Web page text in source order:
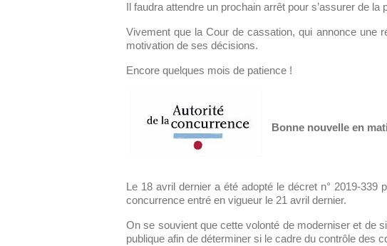
Il faudra attendre un prochain arrêt pour s’assurer de la
Vivement que la Cour de cassation, qui annonce une
motivation de ses décisions.
Encore quelques mois de patience !
Bonne nouvelle en
Le 18 avril dernier a été adopté le décret n° 2019-339
concurrence entré en vigueur le 21 avril dernier.
On se souvient que cette volonté de moderniser et de
publique afin de déterminer si le cadre du contrôle des